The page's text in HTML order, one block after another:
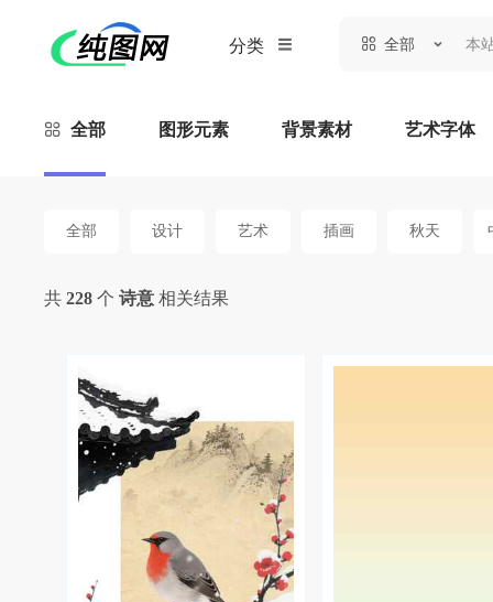
分类 全部
全部 图形元素 背景素材 艺术字体
全部 设计 艺术 插画 秋天
共 228 个 诗意 相关结果